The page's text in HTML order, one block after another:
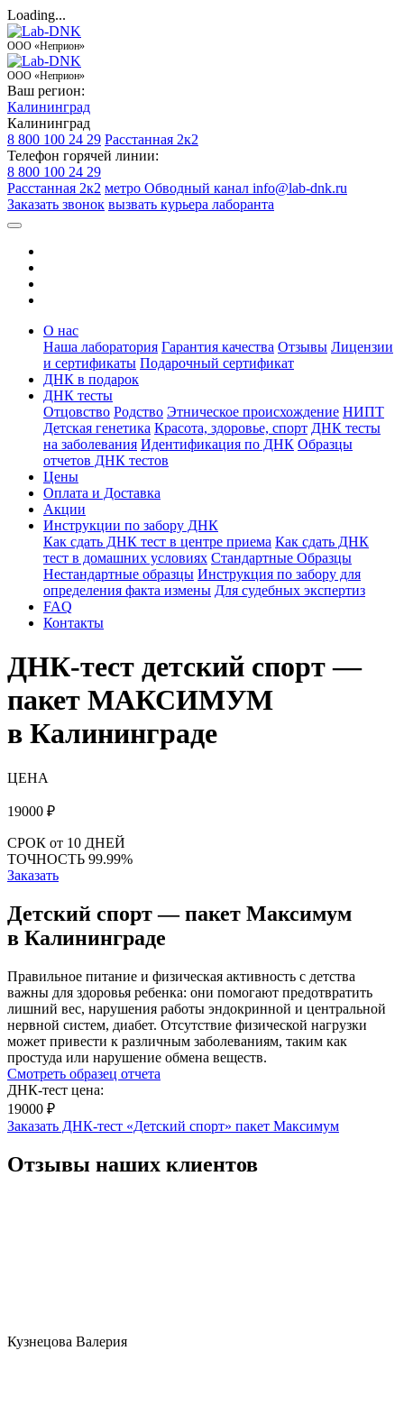
Loading...
ООО «Неприон»
ООО «Неприон»
Ваш регион:
Калининград
Калининград
8 800 100 24 29 Расстанная 2к2
Телефон горячей линии:
8 800 100 24 29
Расстанная 2к2 метро Обводный канал info@lab-dnk.ru
Заказать звонок вызвать курьера лаборанта
О нас
Наша лаборатория Гарантия качества Отзывы Лицензии
и сертификаты Подарочный сертификат
ДНК в подарок
ДНК тесты
Отцовство Родство Этническое происхождение НИПТ
Детская генетика Красота, здоровье, спорт ДНК тесты
на заболевания Идентификация по ДНК Образцы
отчетов ДНК тестов
Цены
Оплата и Доставка
Акции
Инструкции по забору ДНК
Как сдать ДНК тест в центре приема Как сдать ДНК
тест в домашних условиях Стандартные Образцы
Нестандартные образцы Инструкция по забору для
определения факта измены Для судебных экспертиз
FAQ
Контакты
ДНК-тест детский спорт —
пакет МАКСИМУМ
в Калининграде
ЦЕНА
19000 ₽
СРОК от 10 ДНЕЙ
ТОЧНОСТЬ 99.99%
Заказать
Детский спорт — пакет Максимум
в Калининграде
Правильное питание и физическая активность с детства
важны для здоровья ребенка: они помогают предотвратить
лишний вес, нарушения работы эндокринной и центральной
нервной систем, диабет. Отсутствие физической нагрузки
может привести к различным заболеваниям, таким как
простуда или нарушение обмена веществ.
Смотреть образец отчета
ДНК-тест цена:
19000 ₽
Заказать ДНК-тест «Детский спорт» пакет Максимум
Отзывы наших клиентов
Кузнецова Валерия